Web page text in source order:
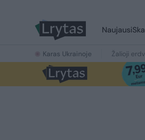
Naujausi
Karas Ukrainoje Žalioji